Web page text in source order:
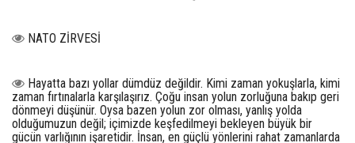
NATO ZİRVESİ
Hayatta bazı yollar dümdüz değildir. Kimi zaman yokuşlarla, kimi
zaman fırtınalarla karşılaşırız. Çoğu insan yolun zorluğuna bakıp geri
dönmeyi düşünür. Oysa bazen yolun zor olması, yanlış yolda
olduğumuzun değil; içimizde keşfedilmeyi bekleyen büyük bir
gücün varlığının işaretidir. İnsan, en güçlü yönlerini rahat zamanlarda